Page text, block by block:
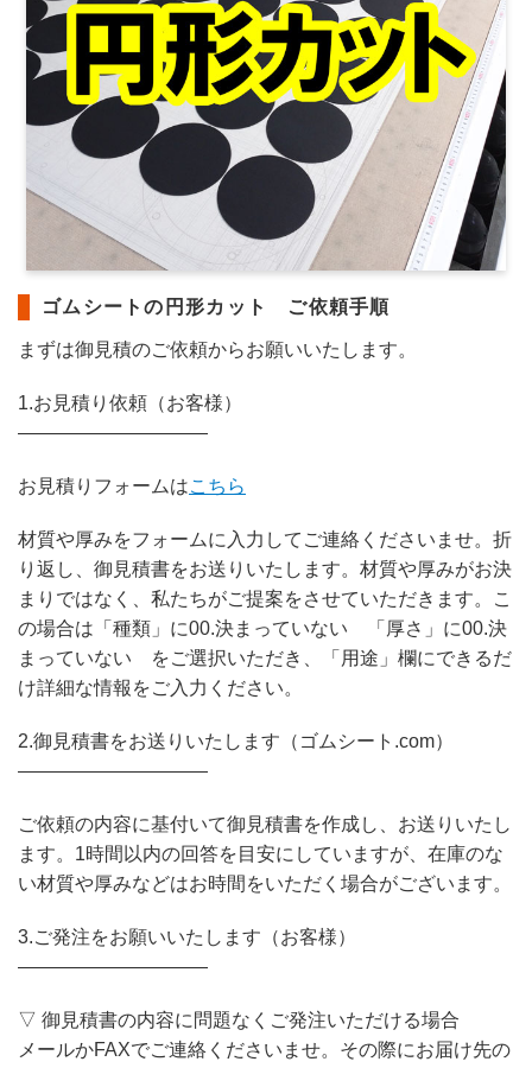
ゴムシートの円形カット ご依頼手順
まずは御見積のご依頼からお願いいたします。
1.お見積り依頼（お客様）
——————————
お見積りフォームはこちら
材質や厚みをフォームに入力してご連絡くださいませ。折
り返し、御見積書をお送りいたします。材質や厚みがお決
まりではなく、私たちがご提案をさせていただきます。こ
の場合は「種類」に00.決まっていない 「厚さ」に00.決
まっていない をご選択いただき、「用途」欄にできるだ
け詳細な情報をご入力ください。
2.御見積書をお送りいたします（ゴムシート.com）
——————————
ご依頼の内容に基付いて御見積書を作成し、お送りいたし
ます。1時間以内の回答を目安にしていますが、在庫のな
い材質や厚みなどはお時間をいただく場合がございます。
3.ご発注をお願いいたします（お客様）
——————————
▽ 御見積書の内容に問題なくご発注いただける場合
メールかFAXでご連絡くださいませ。その際にお届け先の